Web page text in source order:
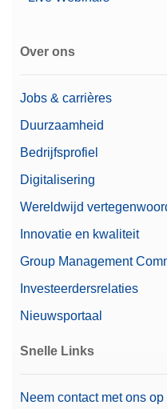
Over ons
Jobs & carrières
Duurzaamheid
Bedrijfsprofiel
Digitalisering
Wereldwijd
Innovatie en kwaliteit
Group Management
Investeerdersrelaties
Nieuwsportaal
Snelle Links
Neem contact met ons op